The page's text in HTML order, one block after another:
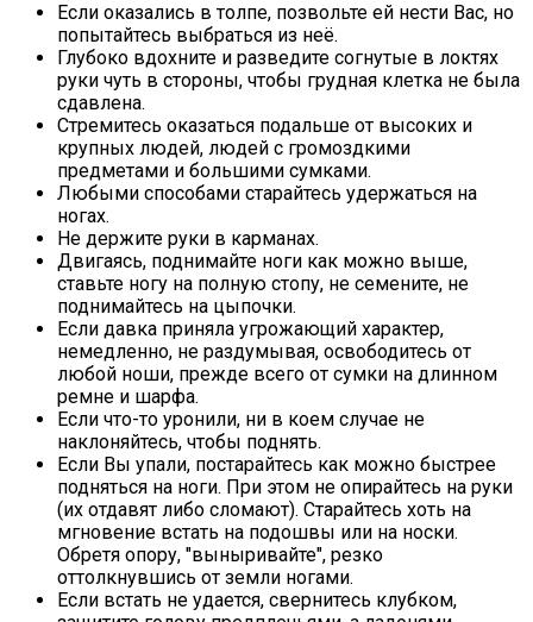
Если оказались в толпе, позвольте ей нести Вас, но
попытайтесь выбраться из неё.
Глубоко вдохните и разведите согнутые в локтях
руки чуть в стороны, чтобы грудная клетка не была
сдавлена.
Стремитесь оказаться подальше от высоких и
крупных людей, людей с громоздкими
предметами и большими сумками.
Любыми способами старайтесь удержаться на
ногах.
Не держите руки в карманах.
Двигаясь, поднимайте ноги как можно выше,
ставьте ногу на полную стопу, не семените, не
поднимайтесь на цыпочки.
Если давка приняла угрожающий характер,
немедленно, не раздумывая, освободитесь от
любой ноши, прежде всего от сумки на длинном
ремне и шарфа.
Если что-то уронили, ни в коем случае не
наклоняйтесь, чтобы поднять.
Если Вы упали, постарайтесь как можно быстрее
подняться на ноги. При этом не опирайтесь на руки
(их отдавят либо сломают). Старайтесь хоть на
мгновение встать на подошвы или на носки.
Обретя опору, "выныривайте", резко
оттолкнувшись от земли ногами.
Если встать не удается, свернитесь клубком,